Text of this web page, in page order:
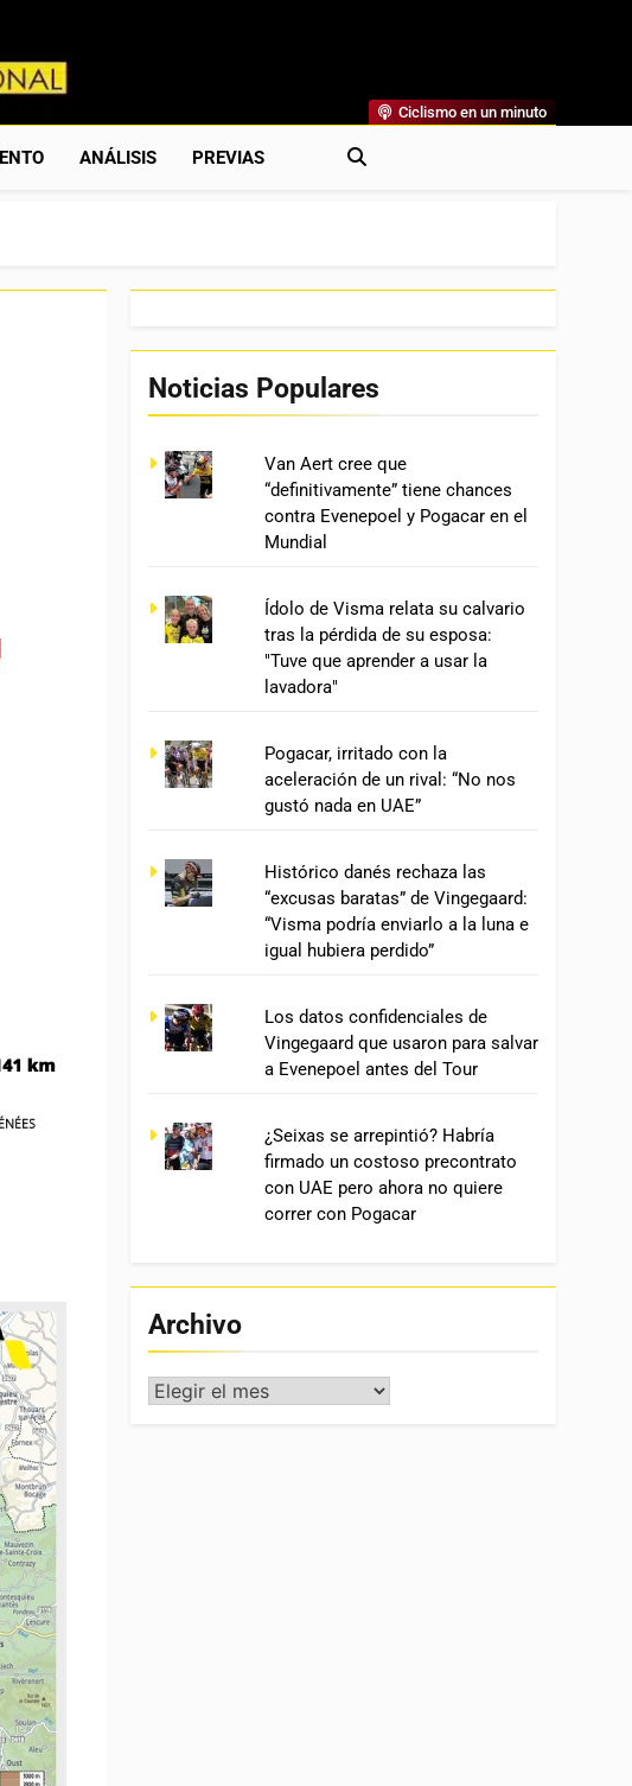
Crónicas, Previas Y Más. La Web Ciclista De Referencia.
Ciclismo en un minuto
ANÁLISIS PREVIAS
Noticias Populares
Van Aert cree que
“definitivamente” tiene chances
contra Evenepoel y Pogacar en el
Mundial
Ídolo de Visma relata su calvario
tras la pérdida de su esposa:
"Tuve que aprender a usar la
lavadora"
Pogacar, irritado con la
aceleración de un rival: “No nos
gustó nada en UAE”
Histórico danés rechaza las
“excusas baratas” de Vingegaard:
“Visma podría enviarlo a la luna e
igual hubiera perdido”
Los datos confidenciales de
Vingegaard que usaron para salvar
a Evenepoel antes del Tour
¿Seixas se arrepintió? Habría
firmado un costoso precontrato
con UAE pero ahora no quiere
correr con Pogacar
Archivo
Archivo